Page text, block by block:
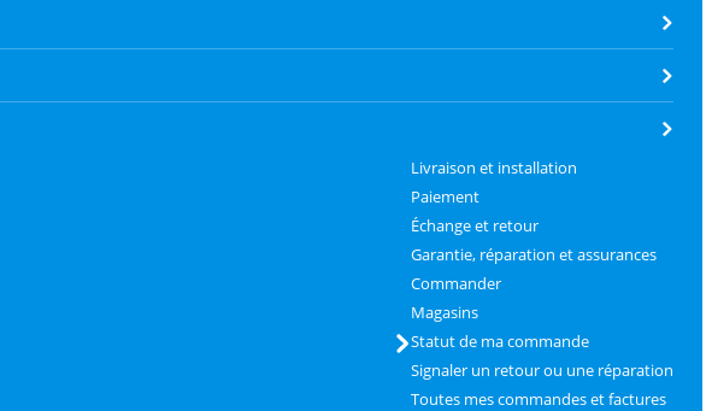
Livraison et installation
Paiement
Échange et retour
Garantie, réparation et assurances
Commander
Magasins
Statut de ma commande
Signaler un retour ou une réparation
Toutes mes commandes et factures